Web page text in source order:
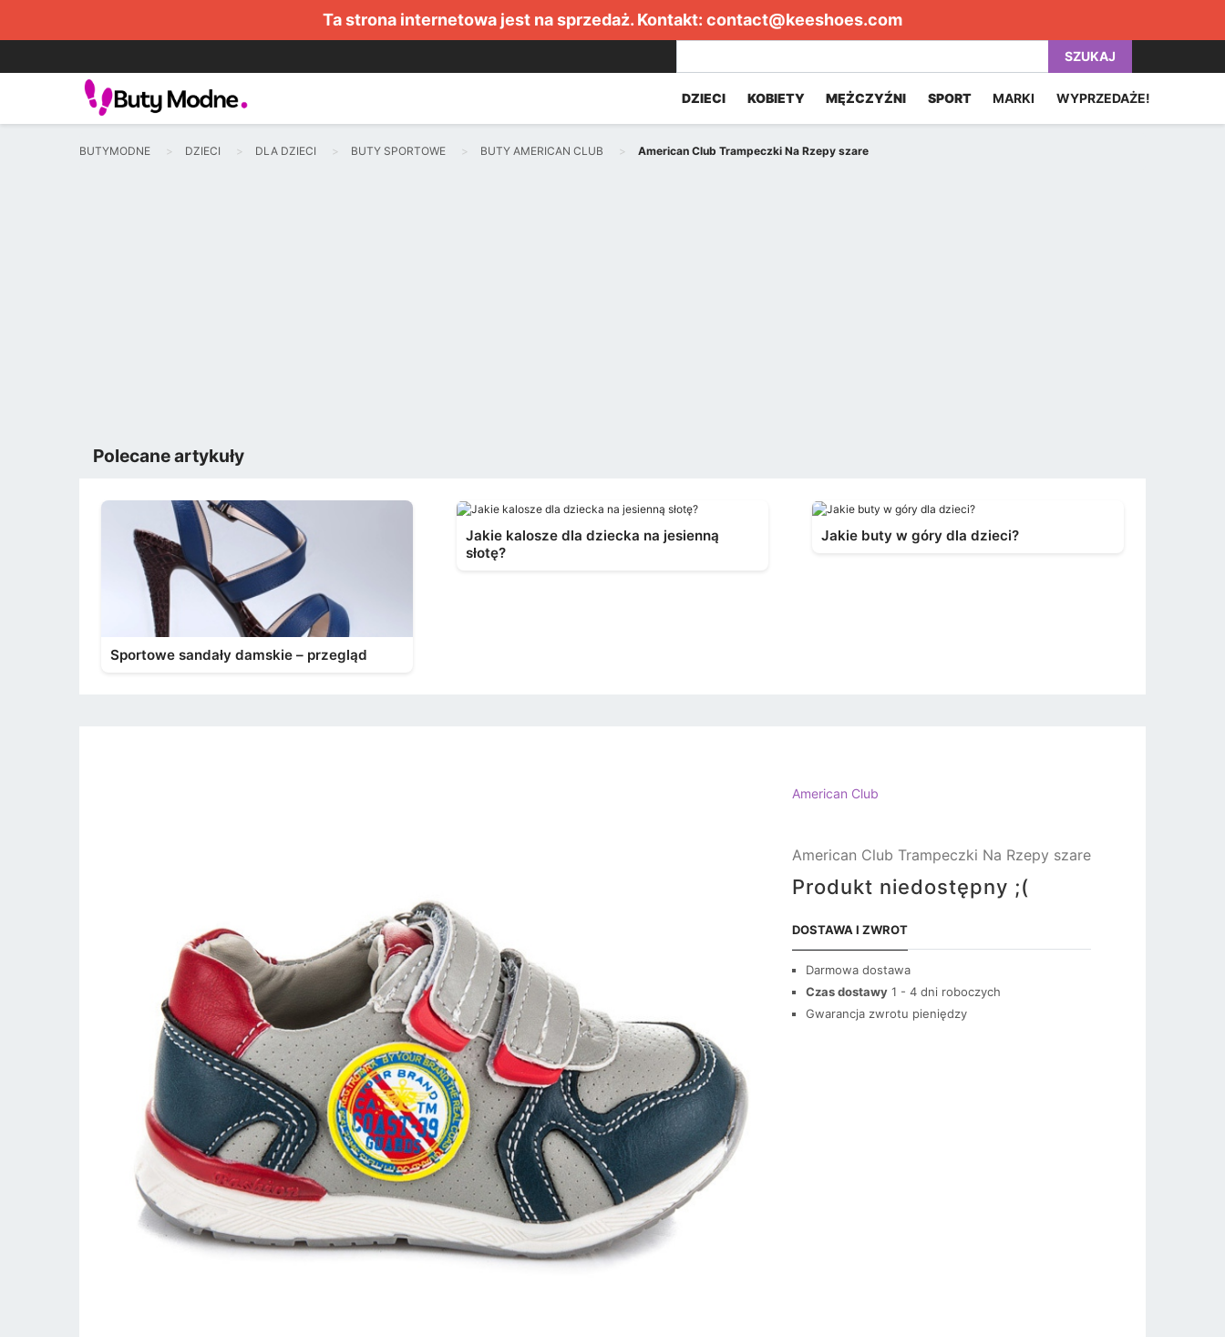
Ta strona internetowa jest na sprzedaż. Kontakt: contact@keeshoes.com
SZUKAJ
DZIECI KOBIETY MĘŻCZYŹNI SPORT MARKI WYPRZEDAŻE!
BUTYMODNE DZIECI DLA DZIECI BUTY SPORTOWE BUTY AMERICAN CLUB American Club Trampeczki Na Rzepy szare
Polecane artykuły
Sportowe sandały damskie – przegląd
Jakie kalosze dla dziecka na jesienną
słotę?
Jakie buty w góry dla dzieci?
American Club
American Club Trampeczki Na Rzepy szare
Produkt niedostępny ;(
DOSTAWA I ZWROT
Darmowa dostawa
Czas dostawy 1 - 4 dni roboczych
Gwarancja zwrotu pieniędzy